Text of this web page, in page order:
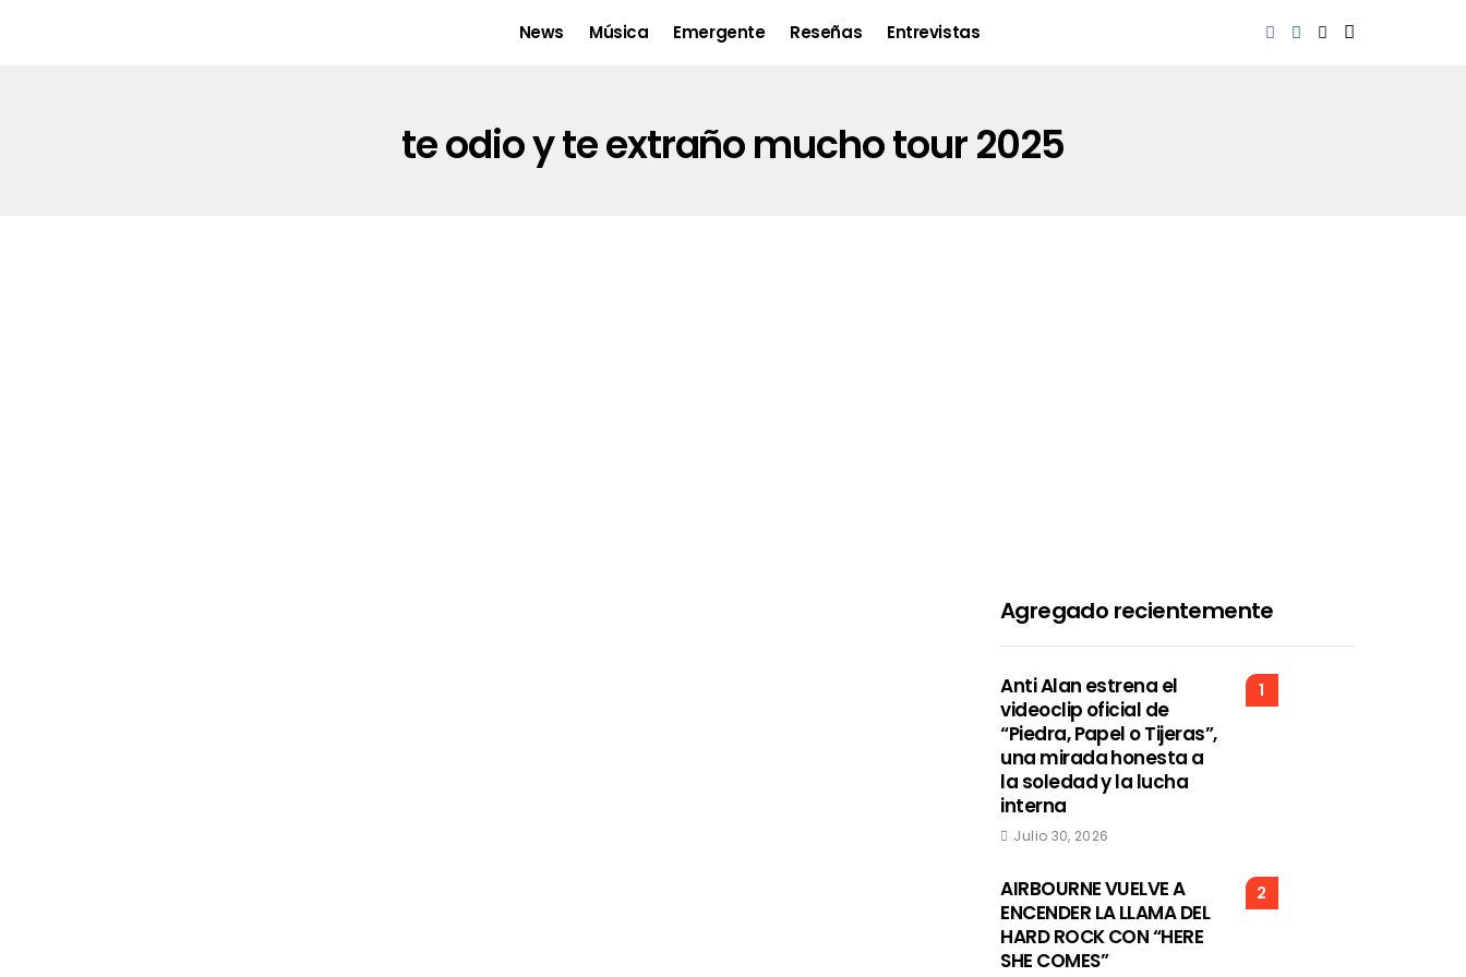
News Música Emergente Reseñas Entrevistas
te odio y te extraño mucho tour 2025
Agregado recientemente
1
Anti Alan estrena el
videoclip oficial de
“Piedra, Papel o Tijeras”,
una mirada honesta a
la soledad y la lucha
interna
Julio 30, 2026
2
AIRBOURNE VUELVE A
ENCENDER LA LLAMA DEL
HARD ROCK CON “HERE
SHE COMES”